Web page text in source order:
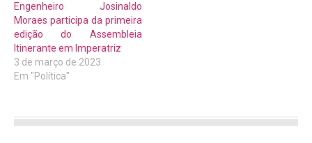
Engenheiro Josinaldo
Moraes participa da primeira
edição do Assembleia
Itinerante em Imperatriz
3 de março de 2023
Em "Política"